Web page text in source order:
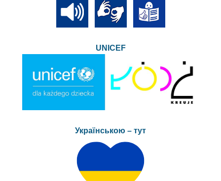
UNICEF
Українською – тут